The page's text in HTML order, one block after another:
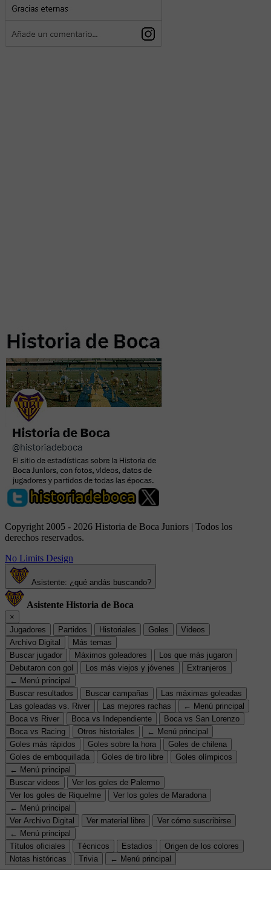
Copyright 2005 - 2026 Historia de Boca Juniors | Todos los
derechos reservados.
No Limits Design
Asistente: ¿qué andás buscando?
Asistente Historia de Boca
×
Jugadores
Partidos Historiales Goles
Videos
Archivo Digital
Más temas
Buscar jugador
Máximos goleadores
Los que más jugaron
Debutaron con gol
Los más viejos y jóvenes
Extranjeros
← Menú principal
Buscar resultados
Buscar campañas
Las máximas goleadas
Las goleadas vs. River
Las mejores rachas
← Menú principal
Boca vs River
Boca vs Independiente
Boca vs San Lorenzo
Boca vs Racing
Otros historiales
← Menú principal
Goles más rápidos
Goles sobre la hora
Goles de chilena
Goles de emboquillada
Goles de tiro libre
Goles olímpicos
← Menú principal
Buscar videos
Ver los goles de Palermo
Ver los goles de Riquelme
Ver los goles de Maradona
← Menú principal
Ver Archivo Digital
Ver material libre
Ver cómo suscribirse
← Menú principal
Títulos oficiales
Técnicos Estadios
Origen de los colores
Notas históricas
Trivia ← Menú principal